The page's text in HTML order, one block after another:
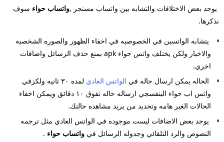
يوجد بعض الاختلافات والتشابه بين واتساب مسنجر ,واتساب حواء سوف
نذكرها.
يتشابه الواتسين في الخصوصيه في اخفاء الظهور والصوره الشخصيه
والاخبار ولكن يختلف واتس حواء apk بمنع
حذف الرسائل واضافات
اخري.
الحاله يمكن ارسال حاله في الواتس العادي
لمده ٣٠ ثانيه ولكزفي
واتس اب حواء البنفسجي ارساله حاله تفوق ١٠
دقائق ويمكن اخفاء
الحالات الغير هامه وتحديد من يريد مشاهده حالتك.
يوجد بعض الاضافات ليست موجوده في الواتس العادي مثل ترجمه
النصوص والرد التلقائي وجدوله الرسائل في واتساب حواء .